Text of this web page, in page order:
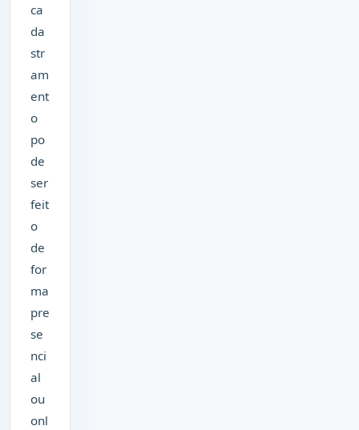
ca
da
str
am
ent
o
po
de
ser
feit
o
de
for
ma
pre
se
nci
al
ou
onl